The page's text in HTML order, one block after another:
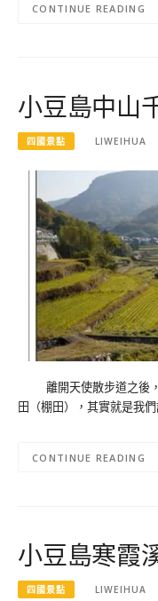
CONTINUE READING
小豆島中山
四國景點 LIWEIHUA
離開天使散步道之後，
田（棚田），其實就是我
CONTINUE READING
小豆島寒霞
四國景點 LIWEIHUA